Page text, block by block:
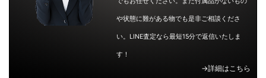
や状態に難がある物でも是非ご相談くださ
い。LINE査定なら最短15分で返信いたしま
す！
→詳細はこちら